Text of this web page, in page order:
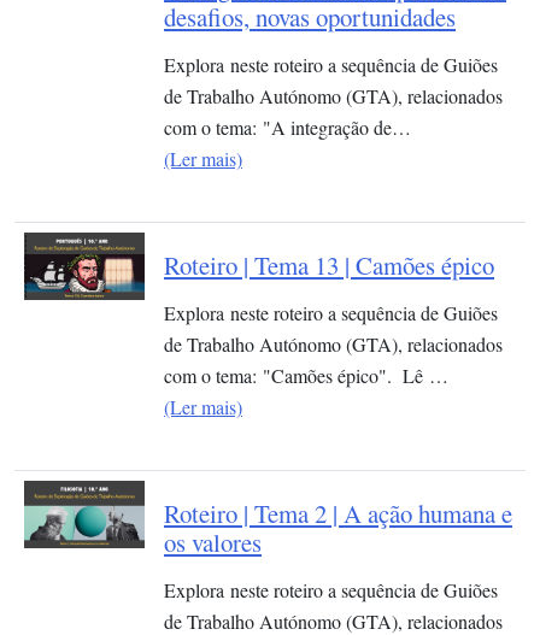
desafios, novas oportunidades
Explora neste roteiro a sequência de Guiões
de Trabalho Autónomo (GTA), relacionados
com o tema: "A integração de…
(Ler mais)
Roteiro | Tema 13 | Camões épico
Explora neste roteiro a sequência de Guiões
de Trabalho Autónomo (GTA), relacionados
com o tema: "Camões épico". Lê …
(Ler mais)
Roteiro | Tema 2 | A ação humana e
os valores
Explora neste roteiro a sequência de Guiões
de Trabalho Autónomo (GTA), relacionados